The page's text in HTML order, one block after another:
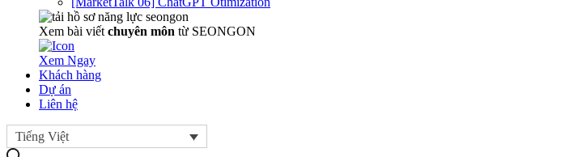
Xem bài viết chuyên môn từ SEONGON
Xem Ngay
Khách hàng
Dự án
Liên hệ
Tiếng Việt